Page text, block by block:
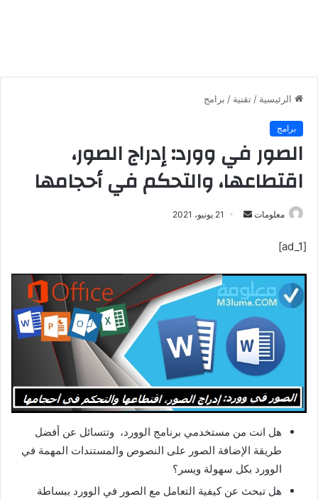
الرئيسية / تقنية / برامج
برامج
الصور في وورد: إدراج الصور،
اقتطاعها، والتحكم في أحجامها
معلومات
ر
ي
د
ا
ل
ك
ر
و
ن
21 يونيو، 2021
[ad_1]
هل انت من مستخدمي برنامج الوورد، وتتسائل عن أفضل
طريقة الإضافة الصور على النصوص والمستندات المهمة في
الوورد بكل سهولة ويسر؟
هل تبحث عن كيفية التعامل مع الصور في الوورد ببساطة